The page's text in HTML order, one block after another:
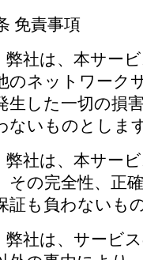
免責事項
弊社は、本サー
のネットワーク
生した一切の損
ないものとしま
弊社は、本サー
その完全性、正
証も負わないも
弊社は、サービ